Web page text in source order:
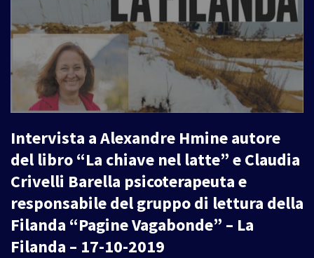
Intervista a Alexandre Hmine autore
del libro “La chiave nel latte” e Claudia
Crivelli Barella psicoterapeuta e
responsabile del gruppo di lettura della
Filanda “Pagine Vagabonde” – La
Filanda – 17-10-2019